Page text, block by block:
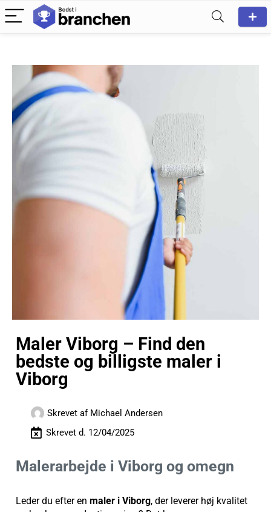
Maler Viborg – Find den
bedste og billigste maler i
Viborg
Skrevet afMichael Andersen
Skrevet d. 12/04/2025
Malerarbejde i Viborg og omegn
Leder du efter en maler i Viborg, der leverer høj kvalitet